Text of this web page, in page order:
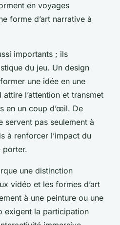
en voyages
forme d’art narrative à
importants ; ils
du jeu. Un design
une idée en une
l’attention et transmet
en un coup d’œil. De
servent pas seulement à
à renforcer l’impact du
porter.
une distinction
vidéo et les formes d’art
à une peinture ou une
exigent la participation